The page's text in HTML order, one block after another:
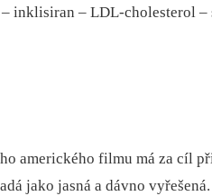
inklisiran – LDL-cholesterol –
amerického filmu má za cíl
jako jasná a dávno